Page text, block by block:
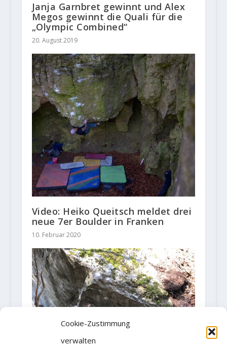
Cookie-Zustimmung
verwalten
Janja Garnbret gewinnt und Alex
Megos gewinnt die Quali für die
„Olympic Combined“
20. August 2019
Video: Heiko Queitsch meldet drei
neue 7er Boulder in Franken
10. Februar 2020